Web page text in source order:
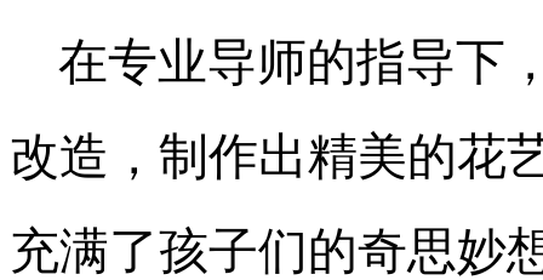
在专业导师的指导下
改造，制作出精美的花
充满了孩子们的奇思妙